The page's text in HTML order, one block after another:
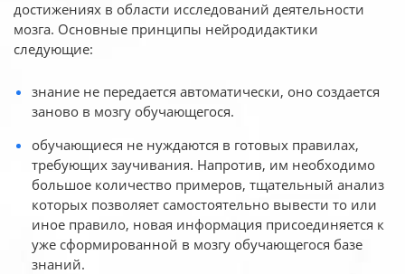
достижениях в области исследований деятельности
мозга. Основные принципы нейродидактики
следующие:
знание не передается автоматически, оно создается
заново в мозгу обучающегося.
обучающиеся не нуждаются в готовых правилах,
требующих заучивания. Напротив, им необходимо
большое количество примеров, тщательный анализ
которых позволяет самостоятельно вывести то или
иное правило, новая информация присоединяется к
уже сформированной в мозгу обучающегося базе
знаний.